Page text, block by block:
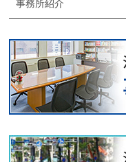
事務所紹介